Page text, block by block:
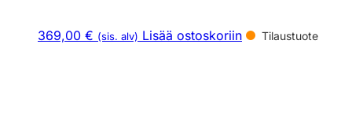
369,00 € (sis. alv) Lisää ostoskoriin Tilaustuote